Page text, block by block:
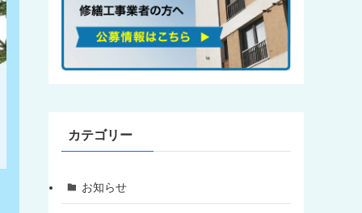
カテゴリー
お知らせ